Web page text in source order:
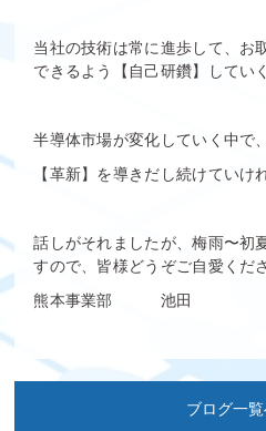
当社の技術は常に進歩して、お
できるよう【自己研鑽】してい
半導体市場が変化していく中で
【革新】を導きだし続けていけ
話しがそれましたが、梅雨〜初
すので、皆様どうぞご自愛くだ
熊本事業部 池田
ブログ一